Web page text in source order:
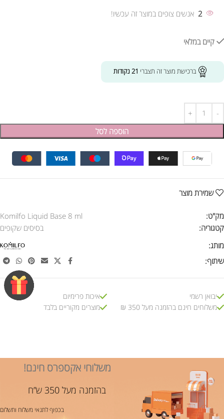
2 אנשים צופים במוצר זה עכשיו!
קיים במלאי
ברכישת מוצר זה תצברי 21 נקודות
הוספה לסל
שמירת מוצר
מק"ט:
Komilfo Liquid Base 8 ml
קטגוריה:
בסיסים שקופים
מותג:
שיתוף:
יבואן רשמי
משלוחים חינם בהזמנה מעל 350 ₪
איכות פרימיום
מוצרים מקוריים בלבד
משלוחי אקספרס חינם!
בהזמנה מעל 350 ש”ח
בכפוף לתנאי משלוח ותשלום